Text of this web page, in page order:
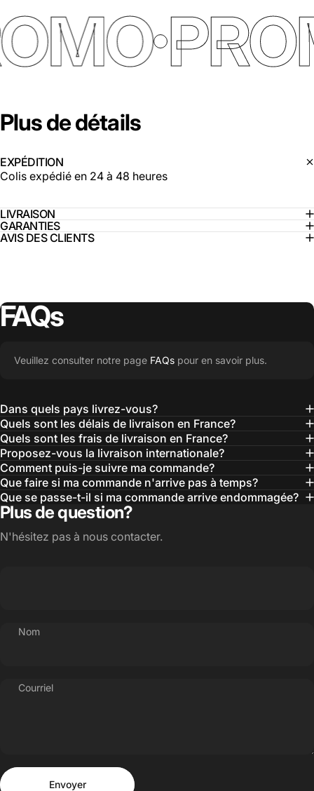
Plusdedétails
EXPÉDITION
Colis expédié en 24 à 48 heures
LIVRAISON
GARANTIES
AVIS DES CLIENTS
FAQs
Veuillez consulter notre page FAQs pour en savoir plus.
Dans quels pays livrez-vous?
Quels sont les délais de livraison en France?
Quels sont les frais de livraison en France?
Proposez-vous la livraison internationale?
Comment puis-je suivre ma commande?
Que faire si ma commande n'arrive pas à temps?
Que se passe-t-il si ma commande arrive endommagée?
Plus de question?
N'hésitez pas à nous contacter.
Nom
Courriel
Envoyer
Envoyer